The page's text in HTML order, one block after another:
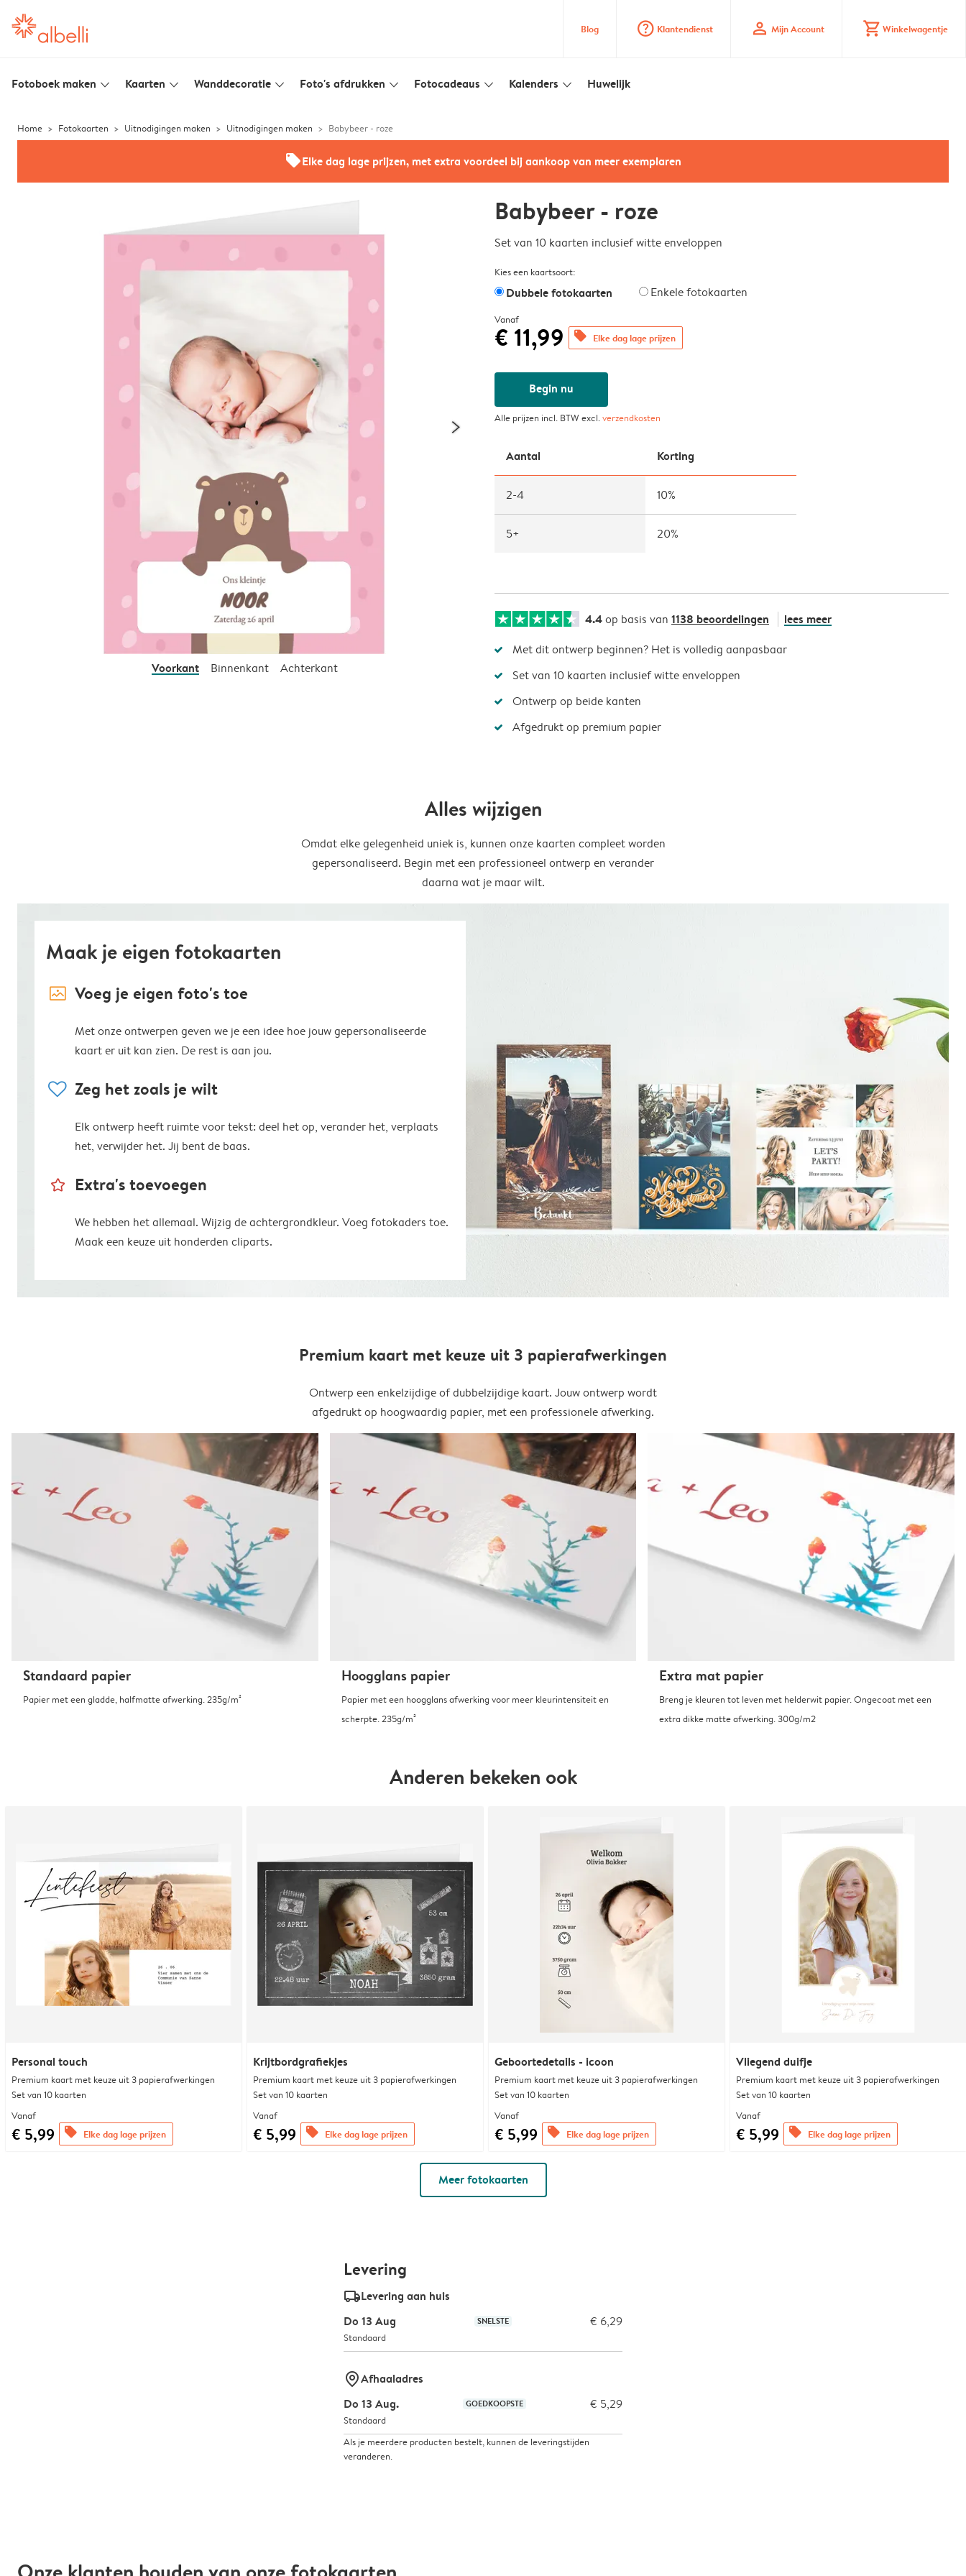
Blog question_mark_circle Klantendienst profile Mijn Account shopping_cart Winkelwagentje
Fotoboek maken slim_arrow_down Kaarten slim_arrow_down Wanddecoratie slim_arrow_down Foto's afdrukken slim_arrow_down Fotocadeaus slim_arrow_down Kalenders slim_arrow_down Huwelijk
Home Fotokaarten Uitnodigingen maken Uitnodigingen maken Babybeer - roze
offersElke dag lage prijzen, met extra voordeel bij aankoop van meer exemplaren
Voorkant Binnenkant Achterkant
Babybeer - roze
Set van 10 kaarten inclusief witte enveloppen
Kies een kaartsoort:
Dubbele fotokaarten Enkele fotokaarten
Vanaf
€ 11,99 offers Elke dag lage prijzen
Begin nu
Alle prijzen incl. BTW excl.verzendkosten
Aantal Korting
2-4 10%
5+ 20%
4.4op basis van 1138 beoordelingen lees meer
Met dit ontwerp beginnen? Het is volledig aanpasbaar
Set van 10 kaarten inclusief witte enveloppen
Ontwerp op beide kanten
Afgedrukt op premium papier
Alles wijzigen
Omdat elke gelegenheid uniek is, kunnen onze kaarten compleet worden
gepersonaliseerd. Begin met een professioneel ontwerp en verander
daarna wat je maar wilt.
Maak je eigen fotokaarten
image_placeholder Voeg je eigen foto's toe
Met onze ontwerpen geven we je een idee hoe jouw gepersonaliseerde
kaart er uit kan zien. De rest is aan jou.
heart Zeg het zoals je wilt
Elk ontwerp heeft ruimte voor tekst: deel het op, verander het, verplaats
het, verwijder het. Jij bent de baas.
star_outline Extra's toevoegen
We hebben het allemaal. Wijzig de achtergrondkleur. Voeg fotokaders toe.
Maak een keuze uit honderden cliparts.
Premium kaart met keuze uit 3 papierafwerkingen
Ontwerp een enkelzijdige of dubbelzijdige kaart. Jouw ontwerp wordt
afgedrukt op hoogwaardig papier, met een professionele afwerking.
Standaard papier
Papier met een gladde, halfmatte afwerking. 235g/m²
Hoogglans papier
Papier met een hoogglans afwerking voor meer kleurintensiteit en
scherpte. 235g/m²
Extra mat papier
Breng je kleuren tot leven met helderwit papier. Ongecoat met een
extra dikke matte afwerking. 300g/m2
Anderen bekeken ook
Personal touch
Premium kaart met keuze uit 3 papierafwerkingen
Set van 10 kaarten
Vanaf
€ 5,99 offers Elke dag lage prijzen
Krijtbordgrafiekjes
Premium kaart met keuze uit 3 papierafwerkingen
Set van 10 kaarten
Vanaf
€ 5,99 offers Elke dag lage prijzen
Geboortedetails - icoon
Premium kaart met keuze uit 3 papierafwerkingen
Set van 10 kaarten
Vanaf
€ 5,99 offers Elke dag lage prijzen
Vliegend duifje
Premium kaart met keuze uit 3 papierafwerkingen
Set van 10 kaarten
Vanaf
€ 5,99 offers Elke dag lage prijzen
Meer fotokaarten
Levering
delivery_standard_v2Levering aan huis
Do 13 Aug
SNELSTE € 6,29
Standaard
marker-pinAfhaaladres
Do 13 Aug.
GOEDKOOPSTE € 5,29
Standaard
Als je meerdere producten bestelt, kunnen de leveringstijden
veranderen.